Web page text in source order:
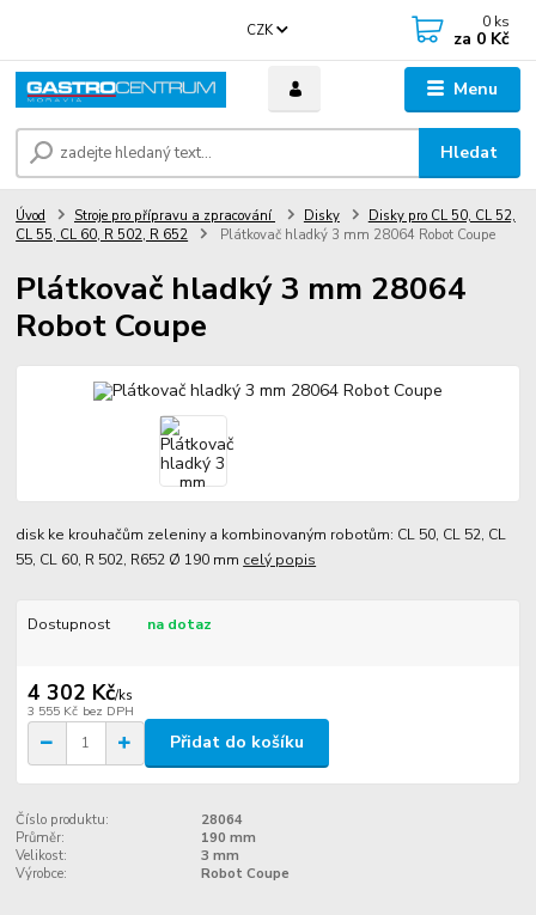
Menu
CZK
Hledat
0 ks
za 0 Kč
Úvod Stroje pro přípravu a zpracování Disky
Disky pro CL 50, CL 52,
CL 55, CL 60, R 502, R 652
Plátkovač hladký 3 mm 28064 Robot Coupe
Plátkovač hladký 3 mm 28064
Robot Coupe
disk ke krouhačům zeleniny a kombinovaným robotům: CL 50, CL 52, CL
55, CL 60, R 502, R652 Ø 190 mm celý popis
Dostupnost na dotaz
4 302 Kč/ks
3 555 Kč bez DPH
Přidat do košíku
Číslo produktu:
28064
Průměr:
190 mm
Velikost:
3 mm
Výrobce:
Robot Coupe